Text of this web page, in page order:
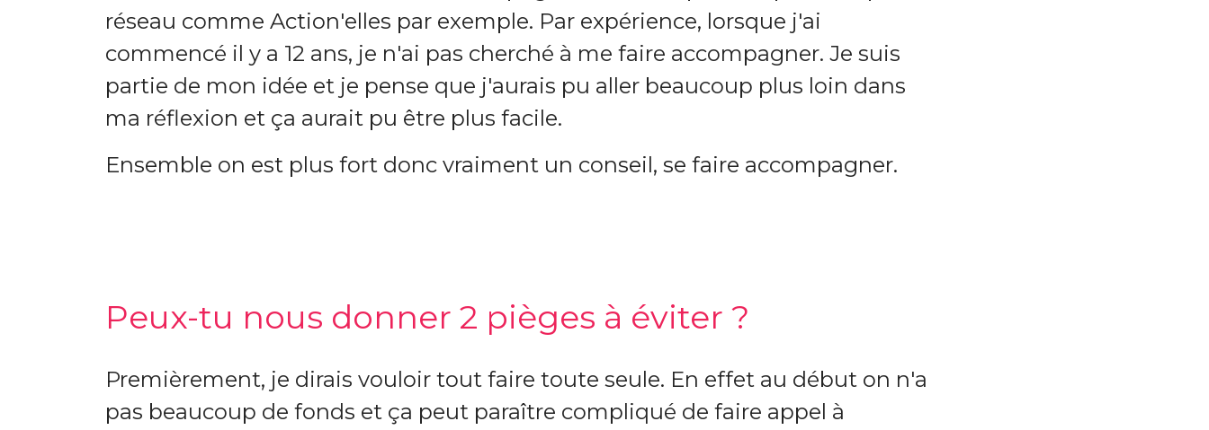
réseau comme Action'elles par exemple. Par expérience, lorsque j'ai
commencé il y a 12 ans, je n'ai pas cherché à me faire accompagner. Je suis
partie de mon idée et je pense que j'aurais pu aller beaucoup plus loin dans
ma réflexion et ça aurait pu être plus facile.
Ensemble on est plus fort donc vraiment un conseil, se faire accompagner.
Peux-tu nous donner 2 pièges à éviter ?
Premièrement, je dirais vouloir tout faire toute seule. En effet au début on n'a
pas beaucoup de fonds et ça peut paraître compliqué de faire appel à